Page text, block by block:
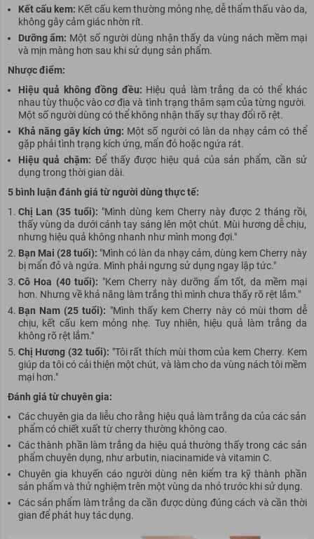
Kết cấu kem: Kết cấu kem thường mỏng nhẹ, dễ thẩm thấu vào da,
không gây cảm giác nhờn rít.
Dưỡng ẩm: Một số người dùng nhận thấy da vùng nách mềm mại
và mịn màng hơn sau khi sử dụng sản phẩm.
Nhược điểm:
Hiệu quả không đồng đều: Hiệu quả làm trắng da có thể khác
nhau tùy thuộc vào cơ địa và tình trạng thâm sạm của từng người.
Một số người dùng có thể không nhận thấy sự thay đổi rõ rệt.
Khả năng gây kích ứng: Một số người có làn da nhạy cảm có thể
gặp phải tình trạng kích ứng, mẩn đỏ hoặc ngứa rát.
Hiệu quả chậm: Để thấy được hiệu quả của sản phẩm, cần sử
dụng trong thời gian dài.
5 bình luận đánh giá từ người dùng thực tế:
Chị Lan (35 tuổi): "Mình dùng kem Cherry này được 2 tháng rồi,
thấy vùng da dưới cánh tay sáng lên một chút. Mùi hương dễ chịu,
nhưng hiệu quả không nhanh như mình mong đợi."
Bạn Mai (28 tuổi): "Mình có làn da nhạy cảm, dùng kem Cherry này
bị mẩn đỏ và ngứa. Mình phải ngưng sử dụng ngay lập tức."
Cô Hoa (40 tuổi): "Kem Cherry này dưỡng ẩm tốt, da mềm mại
hơn. Nhưng về khả năng làm trắng thì mình chưa thấy rõ rệt lắm."
Bạn Nam (25 tuổi): "Mình thấy kem Cherry này có mùi thơm dễ
chịu, kết cấu kem mỏng nhẹ. Tuy nhiên, hiệu quả làm trắng da
không rõ rệt lắm."
Chị Hương (32 tuổi): "Tôi rất thích mùi thơm của kem Cherry. Kem
giúp da tôi có cải thiện một chút, và làm cho da vùng nách tôi mềm
mại hơn."
Đánh giá từ chuyên gia:
Các chuyên gia da liễu cho rằng hiệu quả làm trắng da của các sản
phẩm có chiết xuất từ cherry thường không cao.
Các thành phần làm trắng da hiệu quả thường thấy trong các sản
phẩm chuyên dụng, như arbutin, niacinamide và vitamin C.
Chuyên gia khuyến cáo người dùng nên kiểm tra kỹ thành phần
sản phẩm và thử nghiệm trên một vùng da nhỏ trước khi sử dụng.
Các sản phẩm làm trắng da cần được dùng đúng cách và cần thời
gian để phát huy tác dụng.